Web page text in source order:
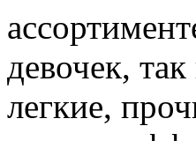
девочек,
легкие,